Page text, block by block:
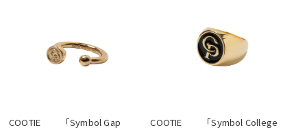
COOTIE 　　「Symbol Gap COOTIE 　　「Symbol College